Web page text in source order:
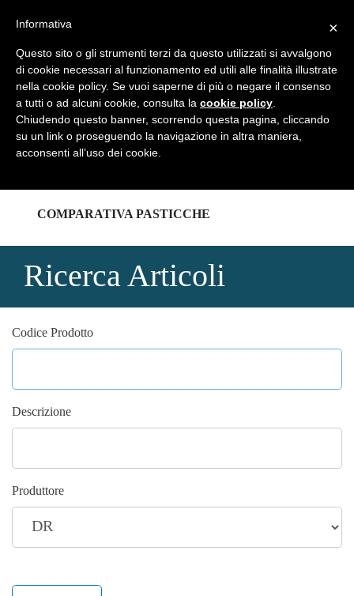
REGISTRATI
HOME
COMPARATIVA PASTICCHE
Ricerca Articoli
Codice Prodotto
Descrizione
Produttore
×
Informativa
Questo sito o gli strumenti terzi da questo utilizzati si avvalgono
di cookie necessari al funzionamento ed utili alle finalità illustrate
nella cookie policy. Se vuoi saperne di più o negare il consenso
a tutti o ad alcuni cookie, consulta la cookie policy
Chiudendo questo banner, scorrendo questa pagina, cliccando
su un link o proseguendo la navigazione in altra maniera,
acconsenti all’uso dei cookie.